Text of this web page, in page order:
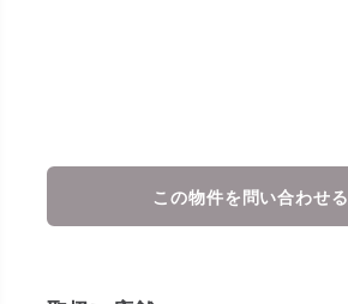
この物件を問い合わせる